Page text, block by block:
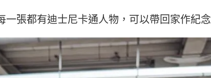
一張都有迪士尼卡通人物，可以帶回家作紀念